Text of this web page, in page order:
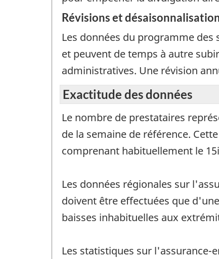
Révisions et
Les données du programme
et peuvent de temps à autre
administratives. Une révision
Exactitude des données
Le nombre de prestataires
de la semaine de référence.
comprenant habituellement le
Les données régionales sur
doivent être effectuées que
baisses inhabituelles aux
Les statistiques sur